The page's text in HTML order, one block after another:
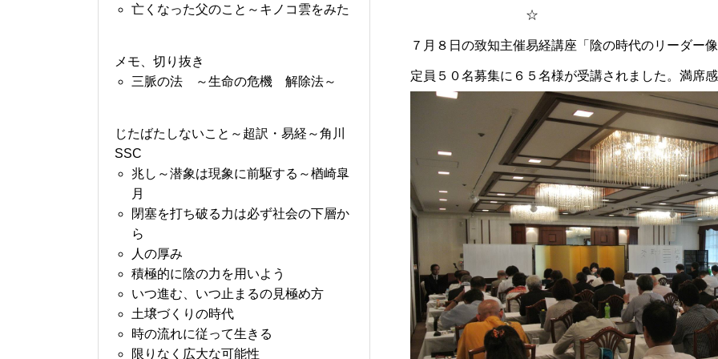
☆
７月８日の致知主催易経講座「陰の時代のリーダー
定員５０名募集に６５名様が受講されました。満席
亡くなった父のこと～キノコ雲をみた
メモ、切り抜き
三脈の法 ～生命の危機 解除法～
じたばたしないこと～超訳・易経～角川
SSC
兆し～潜象は現象に前駆する～楢崎皐
月
閉塞を打ち破る力は必ず社会の下層か
ら
人の厚み
積極的に陰の力を用いよう
いつ進む、いつ止まるの見極め方
土壌づくりの時代
時の流れに従って生きる
限りなく広大な可能性